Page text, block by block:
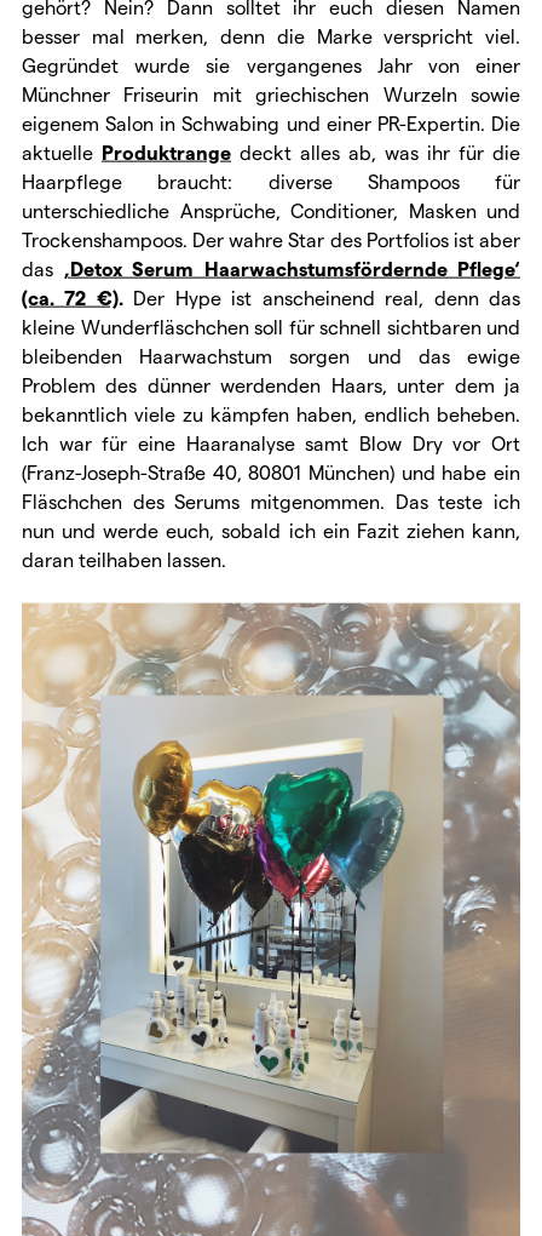
gehört? Nein? Dann solltet ihr euch diesen Namen
besser mal merken, denn die Marke verspricht viel.
Gegründet wurde sie vergangenes Jahr von einer
Münchner Friseurin mit griechischen Wurzeln sowie
eigenem Salon in Schwabing und einer PR-Expertin. Die
aktuelle Produktrange deckt alles ab, was ihr für die
Haarpflege braucht: diverse Shampoos für
unterschiedliche Ansprüche, Conditioner, Masken und
Trockenshampoos. Der wahre Star des Portfolios ist aber
das ‚Detox Serum Haarwachstumsfördernde Pflege‘
(ca. 72 €). Der Hype ist anscheinend real, denn das
kleine Wunderfläschchen soll für schnell sichtbaren und
bleibenden Haarwachstum sorgen und das ewige
Problem des dünner werdenden Haars, unter dem ja
bekanntlich viele zu kämpfen haben, endlich beheben.
Ich war für eine Haaranalyse samt Blow Dry vor Ort
(Franz-Joseph-Straße 40, 80801 München) und habe ein
Fläschchen des Serums mitgenommen. Das teste ich
nun und werde euch, sobald ich ein Fazit ziehen kann,
daran teilhaben lassen.